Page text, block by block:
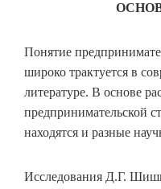
Понятие
широко трактуется в
литературе. В основе
предпринимательской
находятся и разные
Исследования Д.Г.